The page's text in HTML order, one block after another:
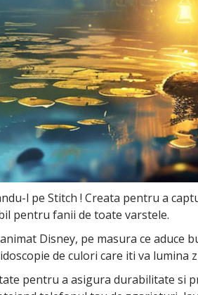
l pe Stitch ! Creata pentru a
pentru fanii de toate varstele.
Disney, pe masura ce aduce
de culori care iti va lumina
pentru a asigura durabilitate si